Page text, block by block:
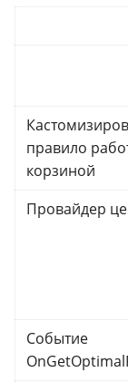
правило
корзиной
Провайдер
Событие